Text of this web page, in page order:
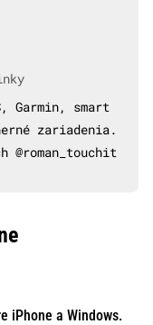
Garmin, smart
zariadenia.
@roman_touchit
iPhone a Windows.